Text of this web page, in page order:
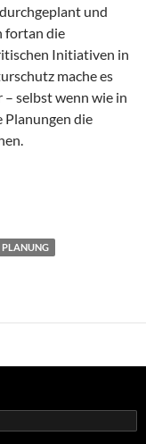
und
fortan die
Initiativen in
mache es
selbst wenn wie in
die
PLANUNG